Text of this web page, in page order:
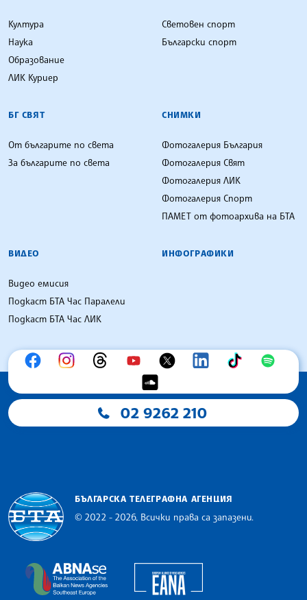
Култура
Наука
Образование
ЛИК Куриер
Световен спорт
Български спорт
БГ СВЯТ
От българите по света
За българите по света
СНИМКИ
Фотогалерия България
Фотогалерия Свят
Фотогалерия ЛИК
Фотогалерия Спорт
ПАМЕТ от фотоархива на БТА
ВИДЕО
Видео емисия
Подкаст БТА Час Паралели
Подкаст БТА Час ЛИК
ИНФОГРАФИКИ
02 9262 210
БЪЛГАРСКА ТЕЛЕГРАФНА АГЕНЦИЯ
© 2022 - 2026, Всички права са запазени.
The Assocoation of the Balkan News Agencies